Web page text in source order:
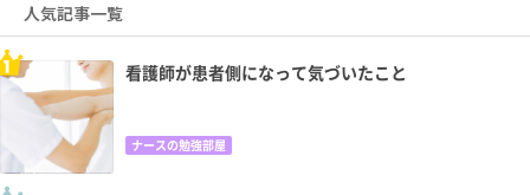
人気記事一覧
看護師が患者側になって気づいたこと
ナースの勉強部屋